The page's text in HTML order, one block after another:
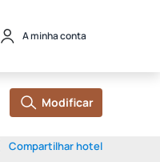
A minha conta
Modificar
Compartilhar hotel